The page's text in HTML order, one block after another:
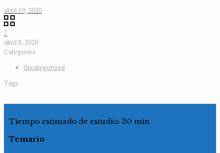
abril 19, 2020
7
abril 8, 2020
Categories
Uncategorized
Tags
Tiempo estimado de estudio: 30 min
Temario